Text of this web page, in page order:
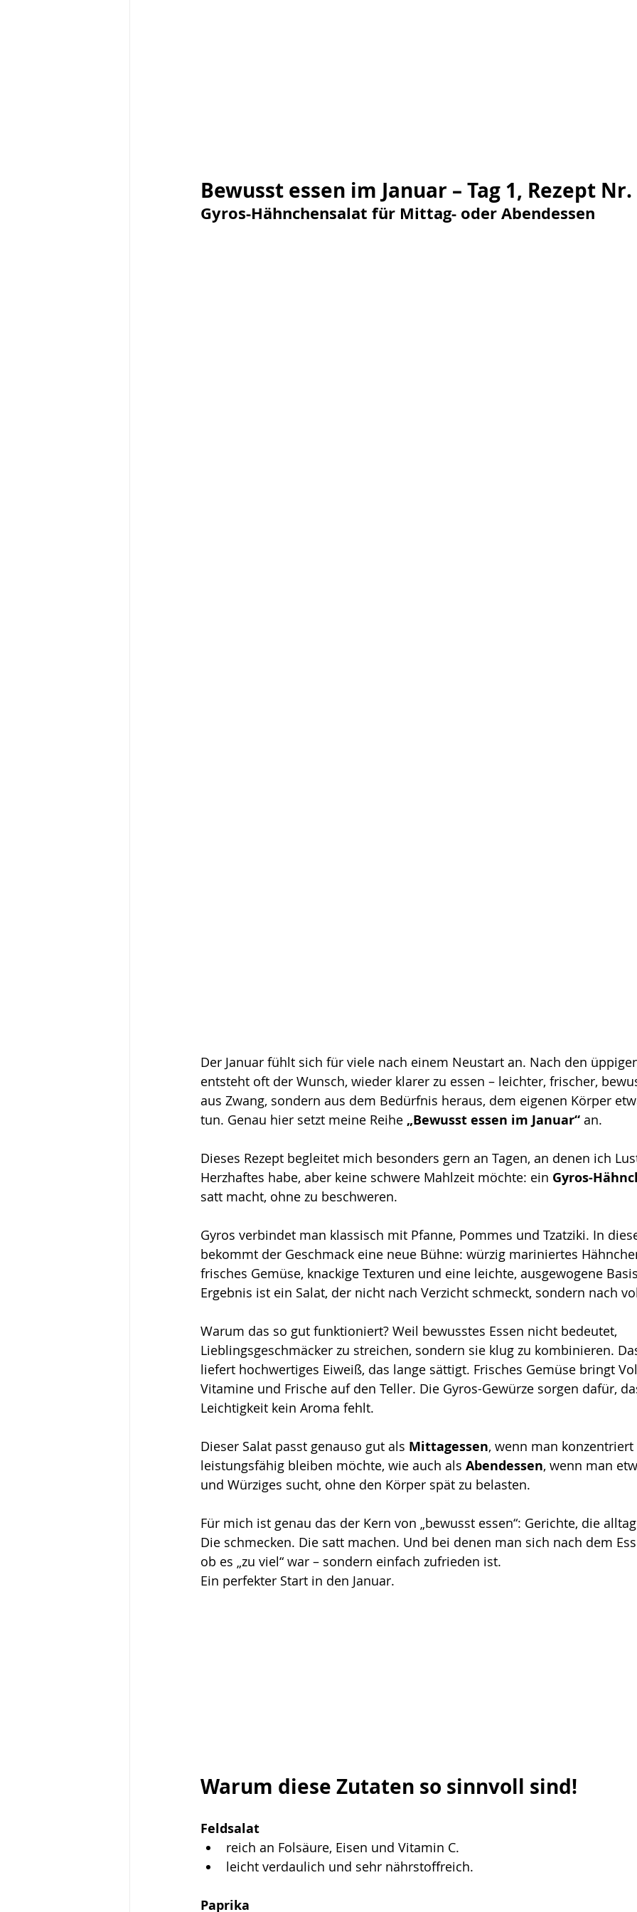
Bewusst essen im Januar – Tag 1, Rezept Nr.
Gyros-Hähnchensalat für Mittag- oder Abendessen
Der Januar fühlt sich für viele nach einem Neustart an. Nach den
entsteht oft der Wunsch, wieder klarer zu essen – leichter, frischer,
aus Zwang, sondern aus dem Bedürfnis heraus, dem eigenen Körper
tun. Genau hier setzt meine Reihe „Bewusst essen im Januar“ an.
Dieses Rezept begleitet mich besonders gern an Tagen, an denen ich
Herzhaftes habe, aber keine schwere Mahlzeit möchte: ein Gyros-
satt macht, ohne zu beschweren.
Gyros verbindet man klassisch mit Pfanne, Pommes und Tzatziki. In
bekommt der Geschmack eine neue Bühne: würzig mariniertes
frisches Gemüse, knackige Texturen und eine leichte, ausgewogene
Ergebnis ist ein Salat, der nicht nach Verzicht schmeckt, sondern nach
Warum das so gut funktioniert? Weil bewusstes Essen nicht bedeutet,
Lieblingsgeschmäcker zu streichen, sondern sie klug zu kombinieren.
liefert hochwertiges Eiweiß, das lange sättigt. Frisches Gemüse bringt
Vitamine und Frische auf den Teller. Die Gyros-Gewürze sorgen dafür,
Leichtigkeit kein Aroma fehlt.
Dieser Salat passt genauso gut als Mittagessen, wenn man
leistungsfähig bleiben möchte, wie auch als Abendessen, wenn man
und Würziges sucht, ohne den Körper spät zu belasten.
Für mich ist genau das der Kern von „bewusst essen“: Gerichte, die
Die schmecken. Die satt machen. Und bei denen man sich nach dem
ob es „zu viel“ war – sondern einfach zufrieden ist.
Ein perfekter Start in den Januar.
Warum diese Zutaten so sinnvoll sind!
Feldsalat
reich an Folsäure, Eisen und Vitamin C.
leicht verdaulich und sehr nährstoffreich.
Paprika